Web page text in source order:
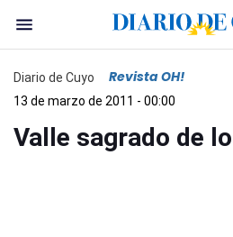
Diario de Cuyo Revista OH!
13 de marzo de 2011 - 00:00
Valle sagrado de